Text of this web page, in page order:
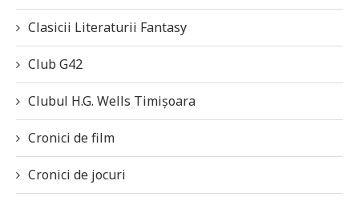
Clasicii Literaturii Fantasy
Club G42
Clubul H.G. Wells Timișoara
Cronici de film
Cronici de jocuri